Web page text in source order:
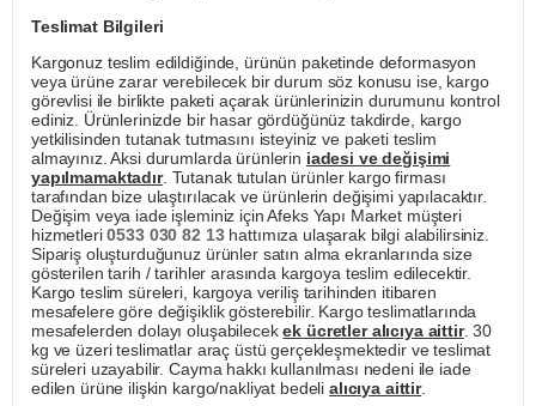
Teslimat Bilgileri
Kargonuz teslim edildiğinde, ürünün paketinde deformasyon
veya ürüne zarar verebilecek bir durum söz konusu ise, kargo
görevlisi ile birlikte paketi açarak ürünlerinizin durumunu kontrol
ediniz. Ürünlerinizde bir hasar gördüğünüz takdirde, kargo
yetkilisinden tutanak tutmasını isteyiniz ve paketi teslim
almayınız. Aksi durumlarda ürünlerin iadesi ve değişimi
yapılmamaktadır. Tutanak tutulan ürünler kargo firması
tarafından bize ulaştırılacak ve ürünlerin değişimi yapılacaktır.
Değişim veya iade işleminiz için Afeks Yapı Market müşteri
hizmetleri0533 030 82 13hattımıza ulaşarak bilgi alabilirsiniz.
Sipariş oluşturduğunuz ürünler satın alma ekranlarında size
gösterilen tarih / tarihler arasında kargoya teslim edilecektir.
Kargo teslim süreleri, kargoya veriliş tarihinden itibaren
mesafelere göre değişiklik gösterebilir. Kargo teslimatlarında
mesafelerden dolayı oluşabilecekek ücretler alıcıya aittir. 30
kg ve üzeri teslimatlar araç üstü gerçekleşmektedir ve teslimat
süreleri uzayabilir. Cayma hakkı kullanılması nedeni ile iade
edilen ürüne ilişkin kargo/nakliyat bedeli alıcıya aittir.